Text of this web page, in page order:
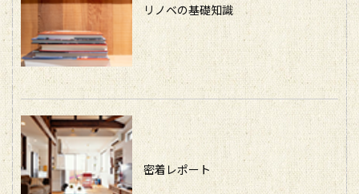
リノベの基礎知識
密着レポート